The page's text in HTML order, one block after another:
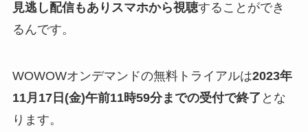
見逃し配信もありスマホから視聴することができ
るんです。
WOWOWオンデマンドの無料トライアルは2023年
11月17日(金)午前11時59分までの受付で終了 とな
ります。